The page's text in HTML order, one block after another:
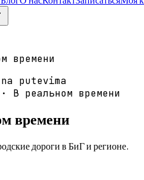
времени
putevima
В реальном времени
времени
дороги в БиГ и регионе.